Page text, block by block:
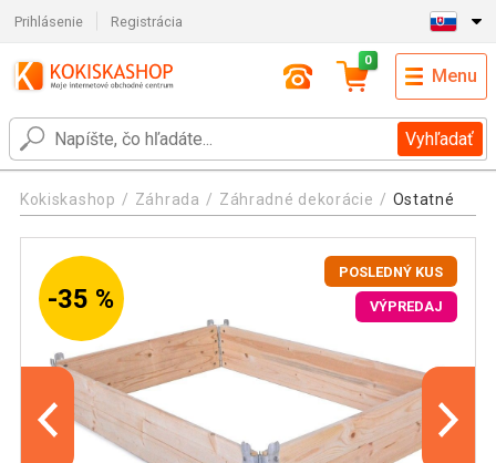
Prihlásenie Registrácia
Vyhľadať
0
Menu
Kokiskashop Záhrada Záhradné dekorácie Ostatné
-35 %
POSLEDNÝ KUS
VÝPREDAJ